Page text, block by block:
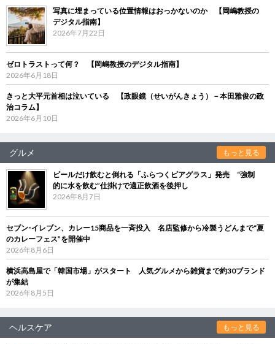
写真に埋まっている位置情報はおっかないのか 【岡嶋教授の
デジタル指南】
2026年7月22日
ゼロトラストって何？ 【岡嶋教授のデジタル指南】
2026年6月18日
きっと大平元首相は泣いている 【政眼鏡（せいがんきょう）－本田雅俊の政
治コラム】
2026年6月10日
グルメ もっと見る
ビールだけ飲むと倒れる「ふらつくビアグラス」発売 “強制
的に水を飲む”仕掛けで適正飲酒を後押し
2026年8月7日
セブン‐イレブン、カレー15商品を一斉投入 名店監修から冷製うどんまで“夏
のカレーフェス”を開催中
2026年8月6日
横浜高島屋で「韓国市場」がスタート 人気グルメから雑貨まで約30ブランド
が集結
2026年8月5日
ヘルスケア もっと見る